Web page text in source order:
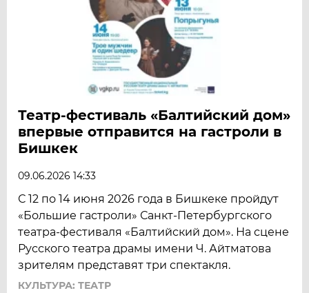
Театр-фестиваль «Балтийский дом»
впервые отправится на гастроли в
Бишкек
09.06.2026 14:33
С 12 по 14 июня 2026 года в Бишкеке пройдут
«Большие гастроли» Санкт-Петербургского
театра-фестиваля «Балтийский дом». На сцене
Русского театра драмы имени Ч. Айтматова
зрителям представят три спектакля.
КУЛЬТУРА: ТЕАТР